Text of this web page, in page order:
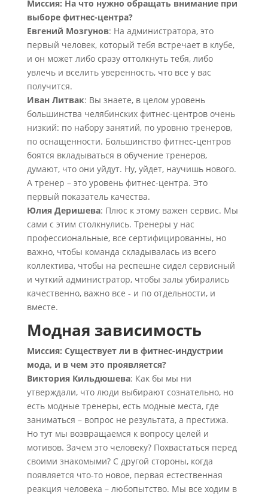
Миссия: На что нужно обращать внимание при
выборе фитнес-центра?
Евгений Мозгунов: На администратора, это
первый человек, который тебя встречает в клубе,
и он может либо сразу оттолкнуть тебя, либо
увлечь и вселить уверенность, что все у вас
получится.
Иван Литвак: Вы знаете, в целом уровень
большинства челябинских фитнес-центров очень
низкий: по набору занятий, по уровню тренеров,
по оснащенности. Большинство фитнес-центров
боятся вкладываться в обучение тренеров,
думают, что они уйдут. Ну, уйдет, научишь нового.
А тренер – это уровень фитнес-центра. Это
первый показатель качества.
Юлия Деришева: Плюс к этому важен сервис. Мы
сами с этим столкнулись. Тренеры у нас
профессиональные, все сертифицированны, но
важно, чтобы команда складывалась из всего
коллектива, чтобы на респешне сидел сервисный
и чуткий администратор, чтобы залы убирались
качественно, важно все - и по отдельности, и
вместе.
Модная зависимость
Миссия: Существует ли в фитнес-индустрии
мода, и в чем это проявляется?
Виктория Кильдюшева: Как бы мы ни
утверждали, что люди выбирают сознательно, но
есть модные тренеры, есть модные места, где
заниматься – вопрос не результата, а престижа.
Но тут мы возвращаемся к вопросу целей и
мотивов. Зачем это человеку? Похвастаться перед
своими знакомыми? С другой стороны, когда
появляется что-то новое, первая естественная
реакция человека – любопытство. Мы все ходим в